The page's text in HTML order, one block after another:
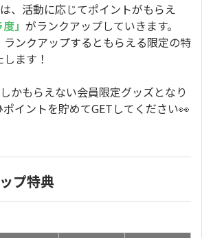
、活動に応じてポイントがもらえ
」 がランクアップしていきます。
ンクアップするともらえる限定の特
ます！
かもらえない会員限定グッズとなり
ポイントを貯めてGETしてください👀
プ特典